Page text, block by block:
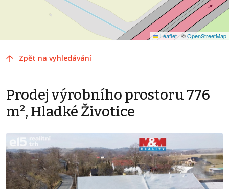
Leaflet|©OpenStreetMap
Zpět na vyhledávání
Prodej výrobního prostoru 776
m², Hladké Životice